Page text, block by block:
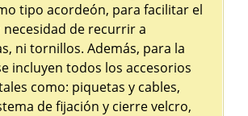
tipo acordeón, para facilitar el
de recurrir a
ni tornillos. Además, para la
incluyen todos los accesorios
como: piquetas y cables,
de fijación y cierre velcro,